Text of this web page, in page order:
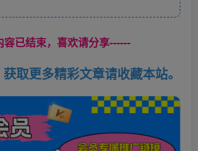
容已结束，喜欢请分享------
取更多精彩文章请收藏本站。